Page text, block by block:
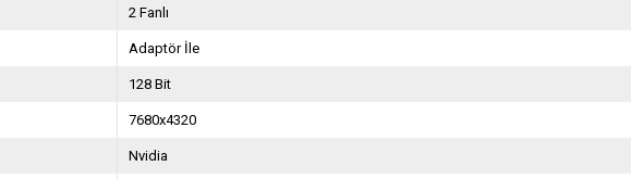
2 Fanlı
Adaptör İle
128 Bit
7680x4320
Nvidia